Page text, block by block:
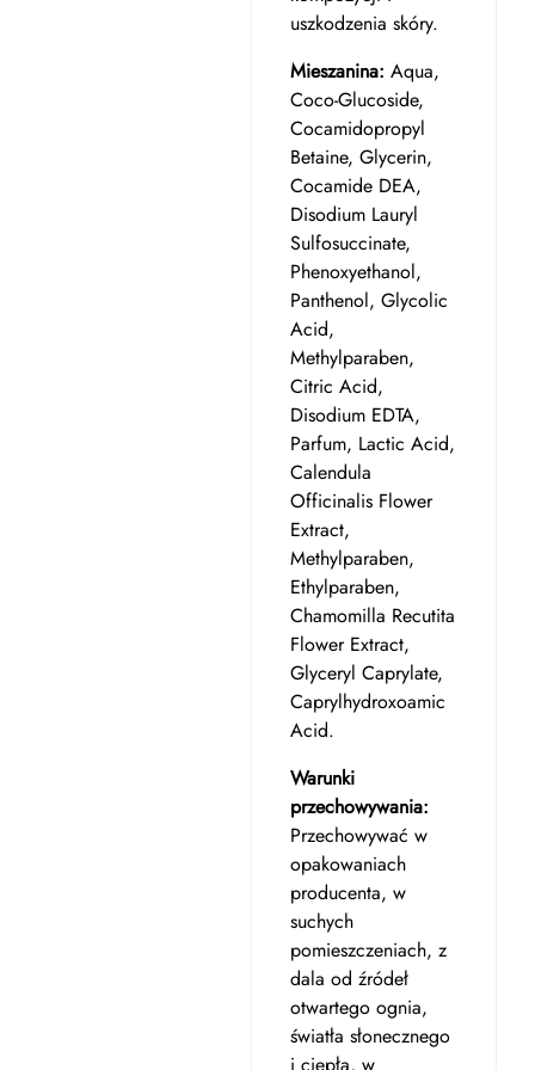
uszkodzenia skóry.
Mieszanina: Aqua,
Coco-Glucoside,
Cocamidopropyl
Betaine, Glycerin,
Cocamide DEA,
Disodium Lauryl
Sulfosuccinate,
Phenoxyethanol,
Panthenol, Glycolic
Acid,
Methylparaben,
Citric Acid,
Disodium EDTA,
Parfum, Lactic Acid,
Calendula
Officinalis Flower
Extract,
Methylparaben,
Ethylparaben,
Chamomilla Recutita
Flower Extract,
Glyceryl Caprylate,
Caprylhydroxoamic
Acid.
Warunki
przechowywania:
Przechowywać w
opakowaniach
producenta, w
suchych
pomieszczeniach, z
dala od źródeł
otwartego ognia,
światła słonecznego